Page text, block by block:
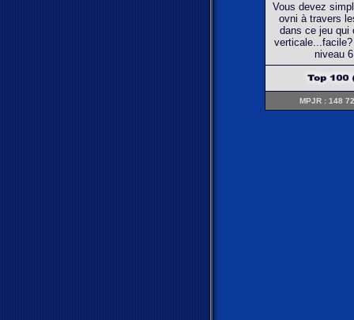
Vous devez
ovni à travers
dans ce jeu qui
niveau
MPJR : 148